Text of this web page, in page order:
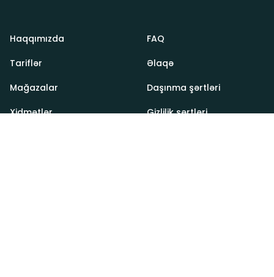
Haqqımızda
Tariflər
Mağazalar
Xidmətlər
FAQ
Əlaqə
Daşınma şərtləri
Gizlilik şərtləri